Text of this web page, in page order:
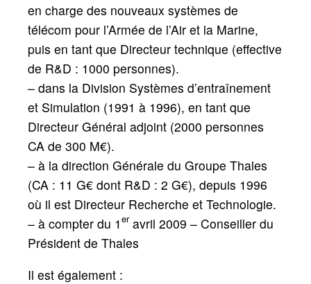
en charge des nouveaux systèmes de
télécom pour l’Armée de l’Air et la Marine,
puis en tant que Directeur technique (effective
de R&D : 1000 personnes).
– dans la Division Systèmes d’entraînement
et Simulation (1991 à 1996), en tant que
Directeur Général adjoint (2000 personnes
CA de 300 M€).
– à la direction Générale du Groupe Thales
(CA : 11 G€ dont R&D : 2 G€), depuis 1996
où il est Directeur Recherche et Technologie.
– à compter du 1eravril 2009 – Conseiller du
Président de Thales
Il est également :